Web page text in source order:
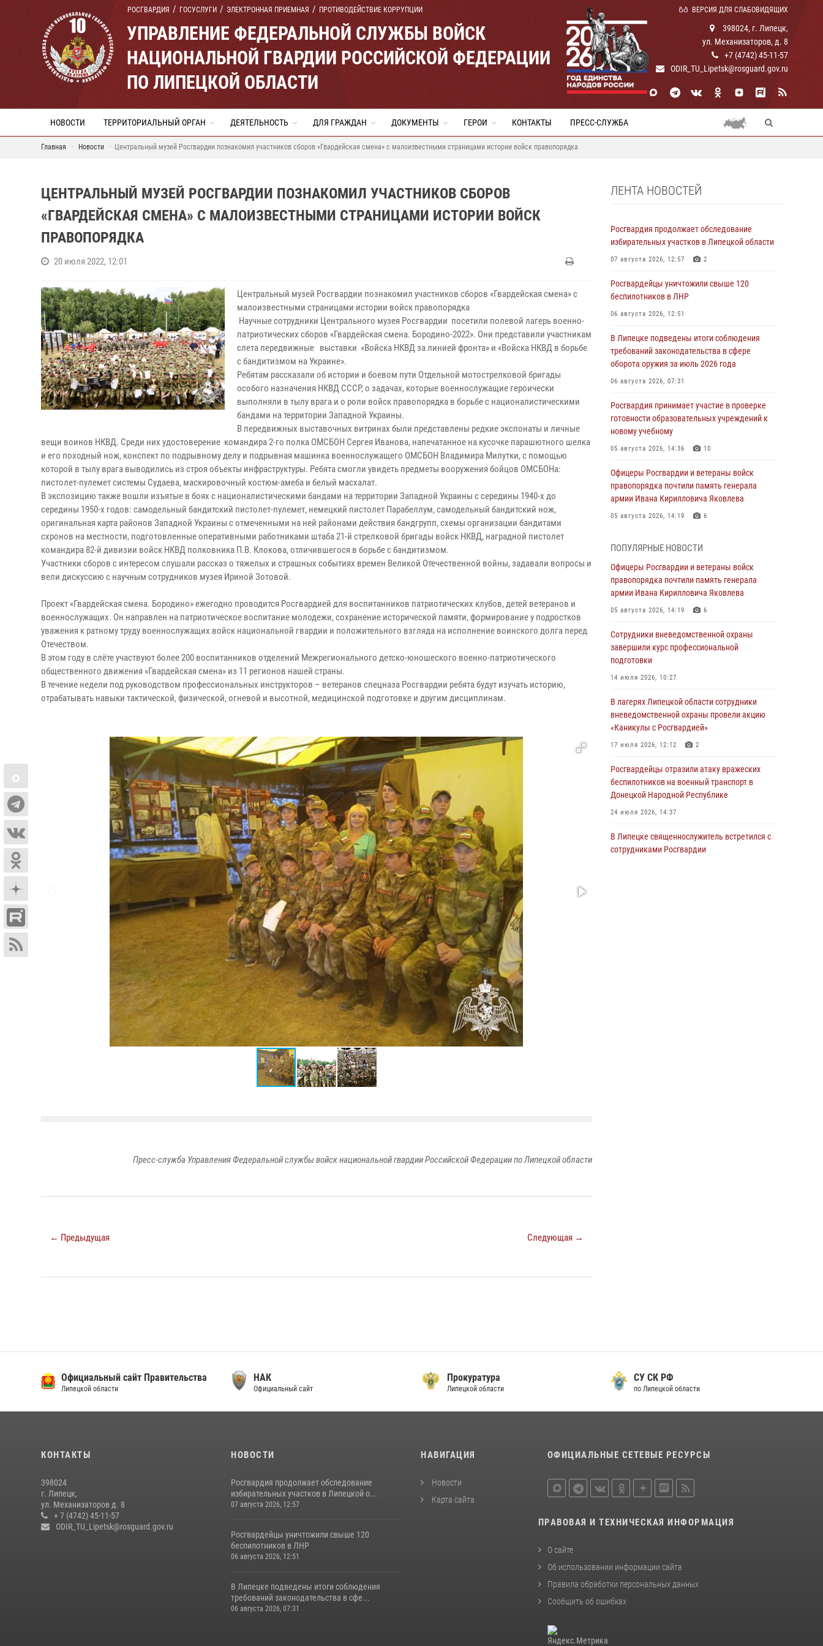
РОСГВАРДИЯ ГОСУСЛУГИ ЭЛЕКТРОННАЯ ПРИЕМНАЯ ПРОТИВОДЕЙСТВИЕ КОРРУПЦИИ ВЕРСИЯ ДЛЯ СЛАБОВИДЯЩИХ
УПРАВЛЕНИЕ ФЕДЕРАЛЬНОЙ СЛУЖБЫ ВОЙСК
НАЦИОНАЛЬНОЙ ГВАРДИИ РОССИЙСКОЙ ФЕДЕРАЦИИ
ПО ЛИПЕЦКОЙ ОБЛАСТИ
398024, г. Липецк,
ул. Механизаторов, д. 8
+7 (4742) 45-11-57
ODIR_TU_Lipetsk@rosguard.gov.ru
НОВОСТИ ТЕРРИТОРИАЛЬНЫЙ ОРГАН ДЕЯТЕЛЬНОСТЬ ДЛЯ ГРАЖДАН ДОКУМЕНТЫ ГЕРОИ КОНТАКТЫ ПРЕСС-СЛУЖБА
Главная Новости Центральный музей Росгвардии познакомил участников сборов «Гвардейская смена» с малоизвестными страницами истории войск правопорядка
ЦЕНТРАЛЬНЫЙ МУЗЕЙ РОСГВАРДИИ ПОЗНАКОМИЛ УЧАСТНИКОВ СБОРОВ
«ГВАРДЕЙСКАЯ СМЕНА» С МАЛОИЗВЕСТНЫМИ СТРАНИЦАМИ ИСТОРИИ ВОЙСК
ПРАВОПОРЯДКА
20 июля 2022, 12:01
Центральный музей Росгвардии познакомил участников сборов «Гвардейская смена» с
малоизвестными страницами истории войск правопорядка
Научные сотрудники Центрального музея Росгвардии посетили полевой лагерь военно-
патриотических сборов «Гвардейская смена. Бородино-2022». Они представили участникам
слета передвижные выставки «Войска НКВД за линией фронта» и «Войска НКВД в борьбе
с бандитизмом на Украине».
Ребятам рассказали об истории и боевом пути Отдельной мотострелковой бригады
особого назначения НКВД СССР, о задачах, которые военнослужащие героически
выполняли в тылу врага и о роли войск правопорядка в борьбе с националистическими
бандами на территории Западной Украины.
В передвижных выставочных витринах были представлены редкие экспонаты и личные
вещи воинов НКВД. Среди них удостоверение командира 2-го полка ОМСБОН Сергея Иванова, напечатанное на кусочке парашютного шелка
и его походный нож, конспект по подрывному делу и подрывная машинка военнослужащего ОМСБОН Владимира Милутки, с помощью
которой в тылу врага выводились из строя объекты инфраструктуры. Ребята смогли увидеть предметы вооружения бойцов ОМСБОНа:
пистолет-пулемет системы Судаева, маскировочный костюм-амеба и белый масхалат.
В экспозицию также вошли изъятые в боях с националистическими бандами на территории Западной Украины с середины 1940-х до
середины 1950-х годов: самодельный бандитский пистолет-пулемет, немецкий пистолет Парабеллум, самодельный бандитский нож,
оригинальная карта районов Западной Украины с отмеченными на ней районами действия бандгрупп, схемы организации бандитами
схронов на местности, подготовленные оперативными работниками штаба 21-й стрелковой бригады войск НКВД, наградной пистолет
командира 82-й дивизии войск НКВД полковника П.В. Клокова, отличившегося в борьбе с бандитизмом.
Участники сборов с интересом слушали рассказ о тяжелых и страшных событиях времен Великой Отечественной войны, задавали вопросы и
вели дискуссию с научным сотрудников музея Ириной Зотовой.
Проект «Гвардейская смена. Бородино» ежегодно проводится Росгвардией для воспитанников патриотических клубов, детей ветеранов и
военнослужащих. Он направлен на патриотическое воспитание молодежи, сохранение исторической памяти, формирование у подростков
уважения к ратному труду военнослужащих войск национальной гвардии и положительного взгляда на исполнение воинского долга перед
Отечеством.
В этом году в слёте участвуют более 200 воспитанников отделений Межрегионального детско-юношеского военно-патриотического
общественного движения «Гвардейская смена» из 11 регионов нашей страны.
В течение недели под руководством профессиональных инструкторов – ветеранов спецназа Росгвардии ребята будут изучать историю,
отрабатывать навыки тактической, физической, огневой и высотной, медицинской подготовке и другим дисциплинам.
Пресс-служба Управления Федеральной службы войск национальной гвардии Российской Федерации по Липецкой области
← Предыдущая Следующая →
ЛЕНТА НОВОСТЕЙ
Росгвардия продолжает обследование
избирательных участков в Липецкой области
07 августа 2026, 12:57 2
Росгвардейцы уничтожили свыше 120
беспилотников в ЛНР
06 августа 2026, 12:51
В Липецке подведены итоги соблюдения
требований законодательства в сфере
оборота оружия за июль 2026 года
06 августа 2026, 07:31
Росгвардия принимает участие в проверке
готовности образовательных учреждений к
новому учебному
05 августа 2026, 14:36 10
Офицеры Росгвардии и ветераны войск
правопорядка почтили память генерала
армии Ивана Кирилловича Яковлева
05 августа 2026, 14:19 6
выездов по сигналу «Тревога»
04 августа 2026, 11:36
В ЛНР спецназовцы Росгвардии уничтожили
ударные и разведывательные беспилотники
04 августа 2026, 09:05
Росгвардия обеспечила безопасность
граждан на праздновании Дня ВДВ в
03 августа 2026, 13:43 1
Росгвардейцы обеспечили безопасность
граждан в День Лев-Толстовского района
Росгвардия противодействует БПЛА ВСУ на
южном направлении (видео)
03 августа 2026, 13:39
ПОПУЛЯРНЫЕ НОВОСТИ
Офицеры Росгвардии и ветераны войск
правопорядка почтили память генерала
армии Ивана Кирилловича Яковлева
05 августа 2026, 14:19 6
Сотрудники вневедомственной охраны
завершили курс профессиональной
подготовки
14 июля 2026, 10:27
В лагерях Липецкой области сотрудники
вневедомственной охраны провели акцию
«Каникулы с Росгвардией»
17 июля 2026, 12:12 2
Росгвардейцы отразили атаку вражеских
беспилотников на военный транспорт в
Донецкой Народной Республике
24 июля 2026, 14:37
В Липецке священнослужитель встретился с
сотрудниками Росгвардии
Официальный сайт Правительства
Липецкой области
НАК
Официальный сайт
Прокуратура
Липецкой области
СУ СК РФ
по Липецкой области
КОНТАКТЫ
398024
г. Липецк,
ул. Механизаторов д. 8
+ 7 (4742) 45-11-57
ODIR_TU_Lipetsk@rosguard.gov.ru
НОВОСТИ
Росгвардия продолжает обследование
избирательных участков в Липецкой о...
07 августа 2026, 12:57
Росгвардейцы уничтожили свыше 120
беспилотников в ЛНР
06 августа 2026, 12:51
В Липецке подведены итоги соблюдения
требований законодательства в сфе...
06 августа 2026, 07:31
НАВИГАЦИЯ
Новости
Карта сайта
ОФИЦИАЛЬНЫЕ СЕТЕВЫЕ РЕСУРСЫ
ПРАВОВАЯ И ТЕХНИЧЕСКАЯ ИНФОРМАЦИЯ
О сайте
Об использовании информации сайта
Правила обработки персональных данных
Сообщить об ошибках